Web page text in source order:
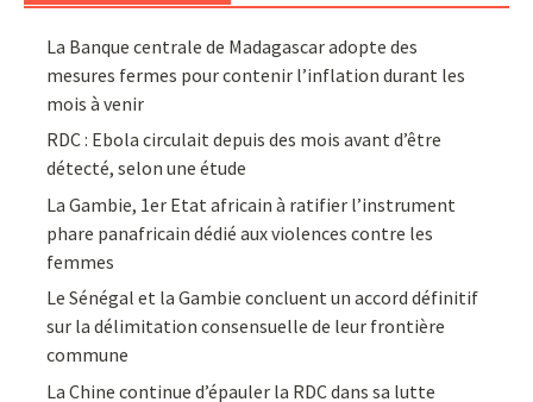
La Banque centrale de Madagascar adopte des
mesures fermes pour contenir l’inflation durant les
mois à venir
RDC : Ebola circulait depuis des mois avant d’être
détecté, selon une étude
La Gambie, 1er Etat africain à ratifier l’instrument
phare panafricain dédié aux violences contre les
femmes
Le Sénégal et la Gambie concluent un accord définitif
sur la délimitation consensuelle de leur frontière
commune
La Chine continue d’épauler la RDC dans sa lutte